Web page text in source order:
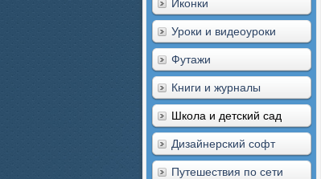
Иконки
Уроки и видеоуроки
Футажи
Книги и журналы
Школа и детский сад
Дизайнерский софт
Путешествия по сети